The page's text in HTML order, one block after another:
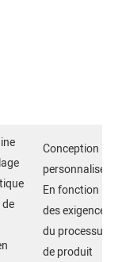
Conception
personnalisée
En fonction
des exigences
du processus
de produit